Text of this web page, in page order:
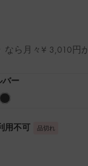
なら月々¥ 3,010円
バー
用不可 品切れ